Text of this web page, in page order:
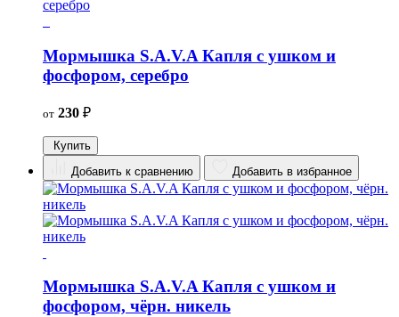
Мормышка S.A.V.A Капля с ушком и
фосфором, серебро
от 230 ₽
Купить
Добавить к сравнению
Добавить в избранное
Мормышка S.A.V.A Капля с ушком и
фосфором, чёрн. никель